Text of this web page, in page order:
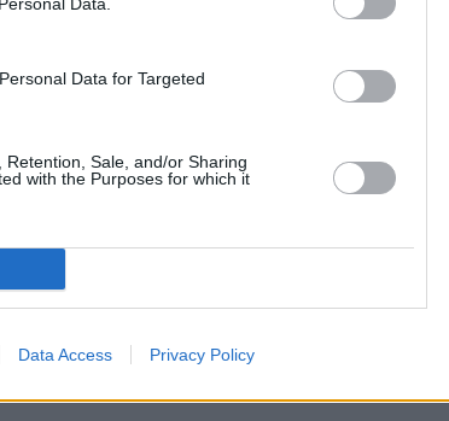
Data for Targeted
Sale, and/or Sharing
with the Purposes for which it
Data Access Privacy Policy
πρέπει να γίνει πιο
, ώστε να είναι πιο οικονομική και αποτελεσματική.
ενέργεια
. Αντί να δίνει σταθερή,
ενέργειας από Ανανεώσιμες Πηγές, η κυβέρνηση
κανόνες της αγοράς.